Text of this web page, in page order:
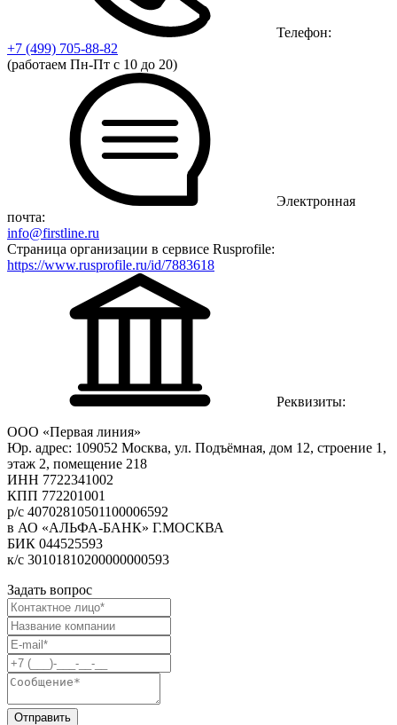
Телефон:
+7 (499) 705-88-82
(работаем Пн-Пт с 10 до 20)
Электронная
почта:
info@firstline.ru
Страница организации в сервисе Rusprofile:
https://www.rusprofile.ru/id/7883618
Реквизиты:
ООО «Первая линия»
Юр. адрес: 109052 Москва, ул. Подъёмная, дом 12, строение 1,
этаж 2, помещение 218
ИНН 7722341002
КПП 772201001
р/с 40702810501100006592
в АО «АЛЬФА-БАНК» Г.МОСКВА
БИК 044525593
к/c 30101810200000000593
Задать вопрос
Отправить